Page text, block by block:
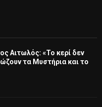
Αιτωλός: «Το κερί δεν
τα Μυστήρια και το